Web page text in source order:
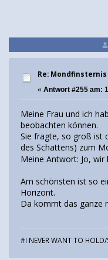
Re: Mondfinsternis
« Antwort #255 am:
Meine Frau und ich
beobachten können.
Sie fragte, so groß ist
des Schattens) zum
Meine Antwort: Jo, wir
Am schönsten ist so
Horizont.
Da kommt das ganze
#I NEVER WANT TO